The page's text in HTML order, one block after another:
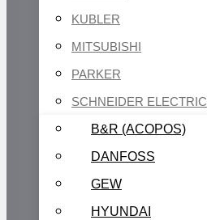
KUBLER
MITSUBISHI
PARKER
SCHNEIDER ELECTRIC
B&R (ACOPOS)
DANFOSS
GEW
HYUNDAI